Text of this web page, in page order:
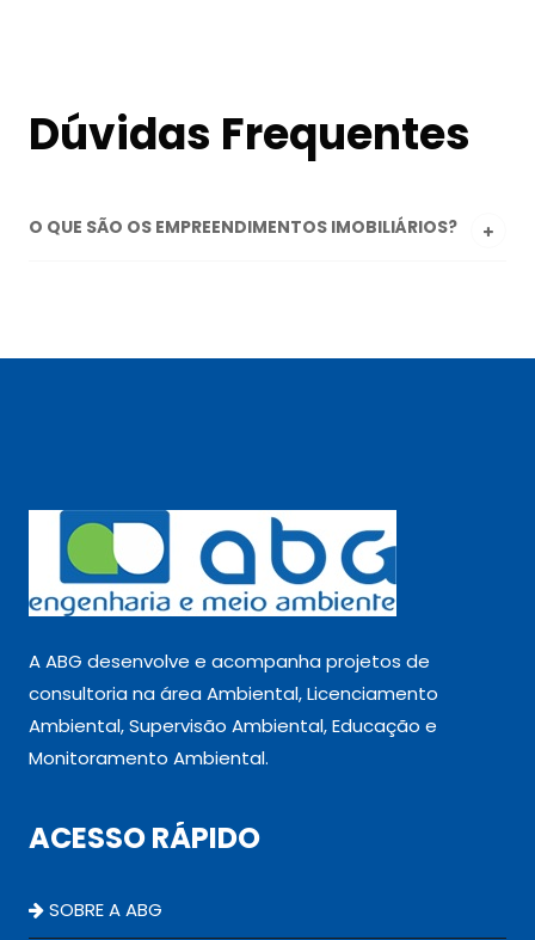
Dúvidas Frequentes
O QUE SÃO OS EMPREENDIMENTOS IMOBILIÁRIOS?
A ABG desenvolve e acompanha projetos de
consultoria na área Ambiental, Licenciamento
Ambiental, Supervisão Ambiental, Educação e
Monitoramento Ambiental.
ACESSO RÁPIDO
SOBRE A ABG